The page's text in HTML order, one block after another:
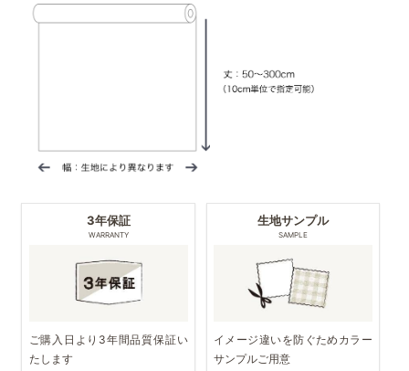
3年保証
WARRANTY
ご購入日より3年間品質保証い
たします
生地サンプル
SAMPLE
イメージ違いを防ぐためカラー
サンプルご用意